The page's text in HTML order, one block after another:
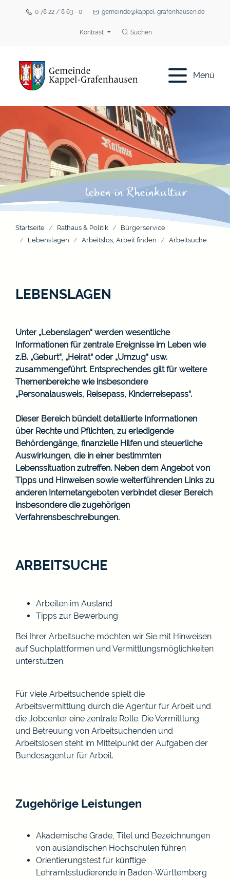
0 78 22 / 8 63 - 0 gemeinde@kappel-grafenhausen.de
Kontrast Suchen
Menü
Startseite Rathaus & Politik
Bürgerservice
Lebenslagen
Arbeitslos, Arbeit finden Arbeitsuche
LEBENSLAGEN
Unter „Lebenslagen“ werden wesentliche
Informationen für zentrale Ereignisse im Leben wie
z.B. „Geburt“, „Heirat“ oder „Umzug“ usw.
zusammengeführt. Entsprechendes gilt für weitere
Themenbereiche wie insbesondere
„Personalausweis, Reisepass, Kinderreisepass“.
Dieser Bereich bündelt detaillierte Informationen
über Rechte und Pflichten, zu erledigende
Behördengänge, finanzielle Hilfen und steuerliche
Auswirkungen, die in einer bestimmten
Lebenssituation zutreffen. Neben dem Angebot von
Tipps und Hinweisen sowie weiterführenden Links zu
anderen Internetangeboten verbindet dieser Bereich
insbesondere die zugehörigen
Verfahrensbeschreibungen.
ARBEITSUCHE
Arbeiten im Ausland
Tipps zur Bewerbung
Bei Ihrer Arbeitsuche möchten wir Sie mit Hinweisen
auf Suchplattformen und Vermittlungsmöglichkeiten
unterstützen.
Für viele Arbeitsuchende spielt die
Arbeitsvermittlung durch die Agentur für Arbeit und
die Jobcenter eine zentrale Rolle. Die Vermittlung
und Betreuung von Arbeitsuchenden und
Arbeitslosen steht im Mittelpunkt der Aufgaben der
Bundesagentur für Arbeit.
Zugehörige Leistungen
Akademische Grade, Titel und Bezeichnungen
von ausländischen Hochschulen führen
Orientierungstest für künftige
Lehramtsstudierende in Baden-Württemberg